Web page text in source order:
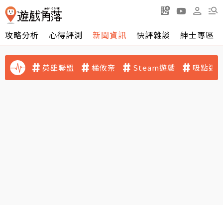
攻略分析 心得評測 新聞資訊 快評雜談 紳士專區
英雄聯盟 橘攸奈 Steam遊戲 吸點迷